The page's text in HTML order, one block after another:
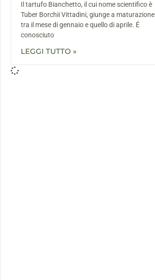
Il tartufo Bianchetto, il cui nome scientifico è
Tuber Borchii Vittadini, giunge a maturazione
tra il mese di gennaio e quello di aprile. É
conosciuto
LEGGI TUTTO »